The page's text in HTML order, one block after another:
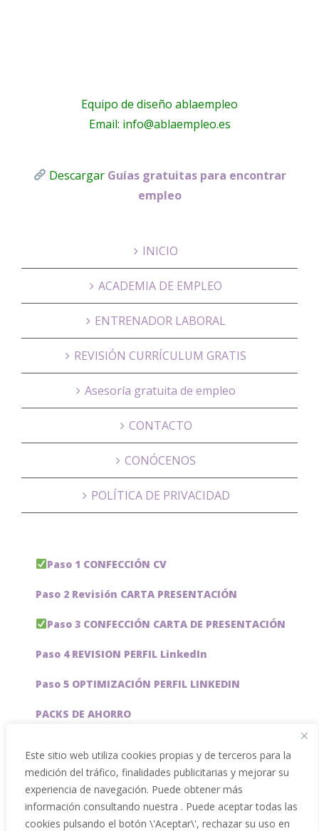
Este sitio web utiliza cookies propias y de terceros para la
medición del tráfico, finalidades publicitarias y mejorar su
experiencia de navegación. Puede obtener más
información consultando nuestra . Puede aceptar todas las
cookies pulsando el botón \'Aceptar\', rechazar su uso en
Equipo de diseño ablaempleo
Email: info@ablaempleo.es
Descargar Guías gratuitas para encontrar
empleo
INICIO
ACADEMIA DE EMPLEO
ENTRENADOR LABORAL
REVISIÓN CURRÍCULUM GRATIS
Asesoría gratuita de empleo
CONTACTO
CONÓCENOS
POLÍTICA DE PRIVACIDAD
Paso 1 CONFECCIÓN CV
Paso 2 Revisión CARTA PRESENTACIÓN
Paso 3 CONFECCIÓN CARTA DE PRESENTACIÓN
Paso 4 REVISION PERFIL LinkedIn
Paso 5 OPTIMIZACIÓN PERFIL LINKEDIN
PACKS DE AHORRO
Servicios especiales